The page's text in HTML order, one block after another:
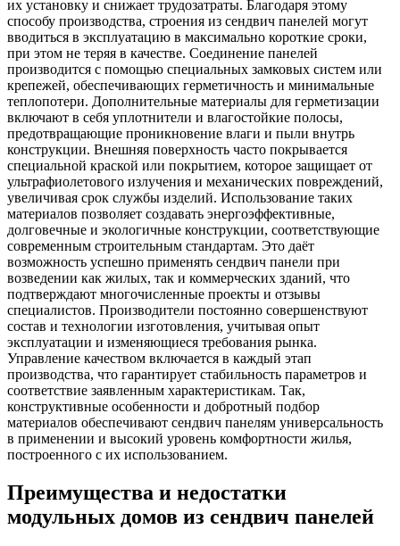
их установку и снижает трудозатраты. Благодаря этому
способу производства, строения из сендвич панелей могут
вводиться в эксплуатацию в максимально короткие сроки,
при этом не теряя в качестве. Соединение панелей
производится с помощью специальных замковых систем или
крепежей, обеспечивающих герметичность и минимальные
теплопотери. Дополнительные материалы для герметизации
включают в себя уплотнители и влагостойкие полосы,
предотвращающие проникновение влаги и пыли внутрь
конструкции. Внешняя поверхность часто покрывается
специальной краской или покрытием, которое защищает от
ультрафиолетового излучения и механических повреждений,
увеличивая срок службы изделий. Использование таких
материалов позволяет создавать энергоэффективные,
долговечные и экологичные конструкции, соответствующие
современным строительным стандартам. Это даёт
возможность успешно применять сендвич панели при
возведении как жилых, так и коммерческих зданий, что
подтверждают многочисленные проекты и отзывы
специалистов. Производители постоянно совершенствуют
состав и технологии изготовления, учитывая опыт
эксплуатации и изменяющиеся требования рынка.
Управление качеством включается в каждый этап
производства, что гарантирует стабильность параметров и
соответствие заявленным характеристикам. Так,
конструктивные особенности и добротный подбор
материалов обеспечивают сендвич панелям универсальность
в применении и высокий уровень комфортности жилья,
построенного с их использованием.
Преимущества и недостатки
модульных домов из сендвич панелей